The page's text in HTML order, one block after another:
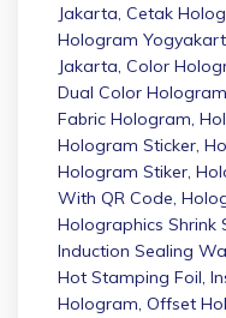
Jakarta, Cetak
Hologram
Jakarta, Color
Dual Color Hologram
Fabric Hologram,
Hologram Sticker,
Hologram Stiker,
With QR Code,
Holographics Shrink
Induction Sealing
Hot Stamping Foil,
Hologram, Offset